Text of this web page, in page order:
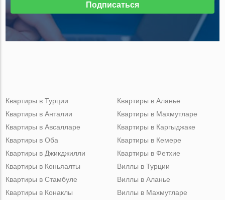
Подписаться
Квартиры в Турции
Квартиры в Анталии
Квартиры в Авсалларе
Квартиры в Оба
Квартиры в Джикджилли
Квартиры в Аланье
Квартиры в Махмутларе
Квартиры в Каргыджаке
Квартиры в Кемере
Квартиры в Фетхие
Квартиры в Коньяалты
Квартиры в Стамбуле
Квартиры в Конаклы
Виллы в Турции
Виллы в Аланье
Виллы в Махмутларе